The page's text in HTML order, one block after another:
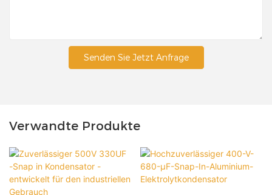
Senden Sie Jetzt Anfrage
Verwandte Produkte